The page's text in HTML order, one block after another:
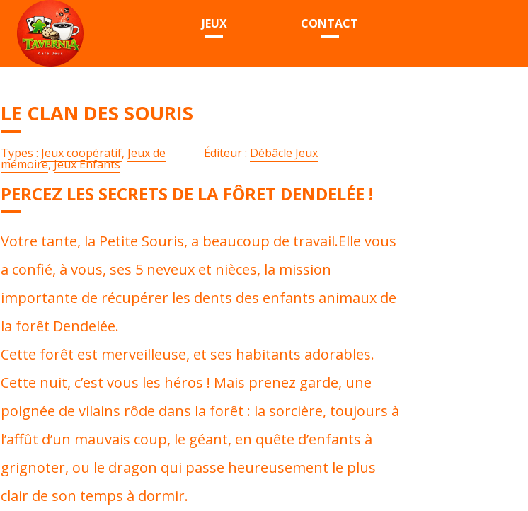
JEUX CONTACT
LE CLAN DES SOURIS
Types : Jeux coopératif, Jeux de
mémoire,Jeux Enfants
Éditeur : Débâcle Jeux
PERCEZ LES SECRETS DE LA FÔRET DENDELÉE !
Votre tante, la Petite Souris, a beaucoup de travail.Elle vous
a confié, à vous, ses 5 neveux et nièces, la mission
importante de récupérer les dents des enfants animaux de
la forêt Dendelée.
Cette forêt est merveilleuse, et ses habitants adorables.
Cette nuit, c’est vous les héros ! Mais prenez garde, une
poignée de vilains rôde dans la forêt : la sorcière, toujours à
l’affût d’un mauvais coup, le géant, en quête d’enfants à
grignoter, ou le dragon qui passe heureusement le plus
clair de son temps à dormir.